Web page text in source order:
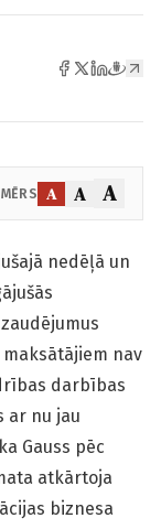
A A A
nedēļā un
nav
darbības
ar nu jau
Gauss pēc
atkārtoja
biznesa